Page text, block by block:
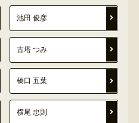
池田 俊彦
古塔 つみ
橋口 五葉
横尾 忠則